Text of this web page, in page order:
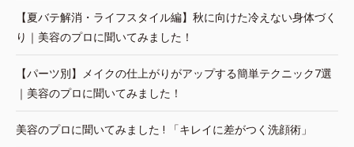
【夏バテ解消・ライフスタイル編】秋に向けた冷えない身体づく
り｜美容のプロに聞いてみました！
【パーツ別】メイクの仕上がりがアップする簡単テクニック7選
｜美容のプロに聞いてみました！
美容のプロに聞いてみました ! 「キレイに差がつく洗顔術」